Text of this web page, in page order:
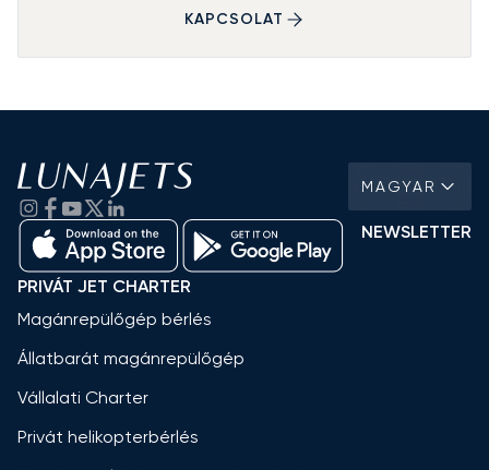
KAPCSOLAT
MAGYAR
NEWSLETTER
PRIVÁT JET CHARTER
Magánrepülőgép bérlés
Állatbarát magánrepülőgép
Vállalati Charter
Privát helikopterbérlés